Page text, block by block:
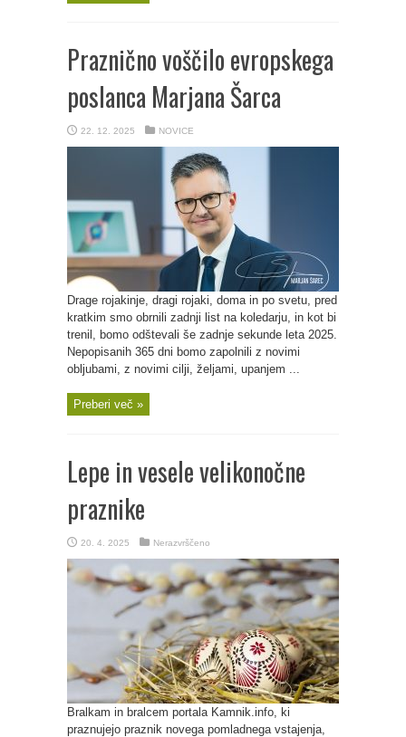
Praznično voščilo evropskega
poslanca Marjana Šarca
22. 12. 2025 NOVICE
Drage rojakinje, dragi rojaki, doma in po svetu, pred
kratkim smo obrnili zadnji list na koledarju, in kot bi
trenil, bomo odštevali še zadnje sekunde leta 2025.
Nepopisanih 365 dni bomo zapolnili z novimi
obljubami, z novimi cilji, željami, upanjem ...
Preberi več »
Lepe in vesele velikonočne
praznike
20. 4. 2025 Nerazvrščeno
Bralkam in bralcem portala Kamnik.info, ki
praznujejo praznik novega pomladnega vstajenja,